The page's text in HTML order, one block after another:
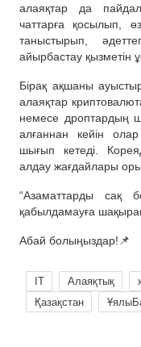
алаяқтар да
чаттарға қосылып,
таныстырып,
айырбастау қызметін
Бірақ ақшаны
алаяқтар
немесе дроптардың
алғаннан кейін
шығып кетеді.
алдау жағдайлары
“Азаматтарды сақ
қабылдамауға
Абай болыңыздар!📌
IT Алаяқтық
Қазақстан